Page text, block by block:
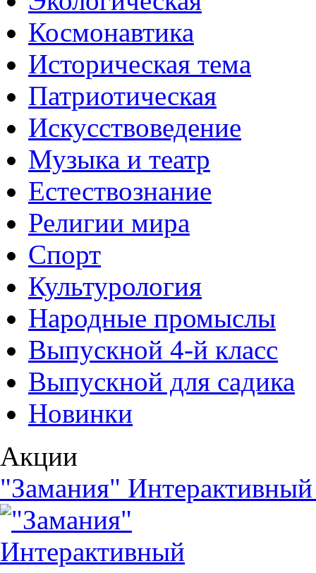
Космонавтика
Историческая тема
Патриотическая
Искусствоведение
Музыка и театр
Естествознание
Религии мира
Спорт
Культурология
Народные промыслы
Выпускной 4-й класс
Выпускной для садика
Новинки
Акции
"Замания" Интерактивный